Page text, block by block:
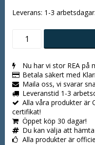
Leverans: 1-3
Nu har vi stor REA på
Betala säkert med
Maila oss, vi svarar
Leveranstid 1-3
Alla våra produkter är
certifikat!
Öppet köp 30 dagar!
Du kan välja att
Alla produkter är